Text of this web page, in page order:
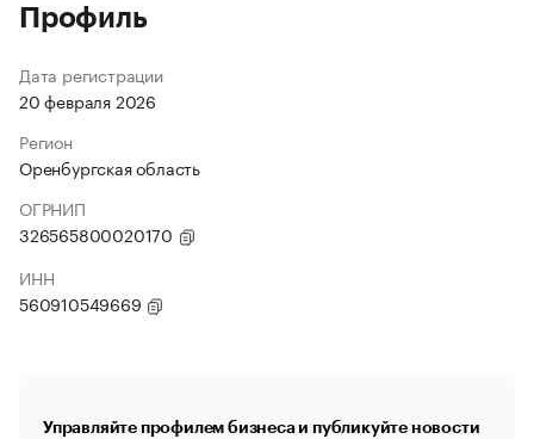
Профиль
Дата регистрации
20 февраля 2026
Регион
Оренбургская область
ОГРНИП
326565800020170
ИНН
560910549669
Управляйте профилем бизнеса и публикуйте новости